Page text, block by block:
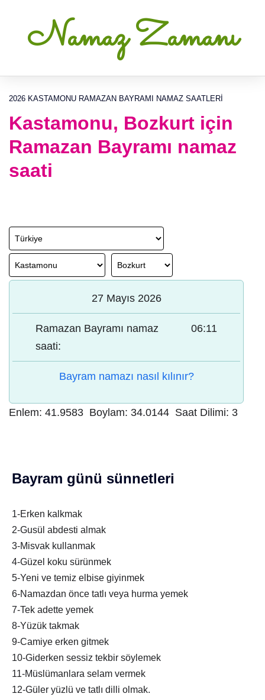
Namaz Zamanı
2026 KASTAMONU RAMAZAN BAYRAMI NAMAZ SAATLERI
Kastamonu, Bozkurt için
Ramazan Bayramı namaz
saati
27 Mayıs 2026
Ramazan Bayramı namaz
saati:
06:11
Bayram namazı nasıl kılınır?
Enlem: 41.9583 Boylam: 34.0144 Saat Dilimi: 3
Bayram günü sünnetleri
1-Erken kalkmak
2-Gusül abdesti almak
3-Misvak kullanmak
4-Güzel koku sürünmek
5-Yeni ve temiz elbise giyinmek
6-Namazdan önce tatlı veya hurma yemek
7-Tek adette yemek
8-Yüzük takmak
9-Camiye erken gitmek
10-Giderken sessiz tekbir söylemek
11-Müslümanlara selam vermek
12-Güler yüzlü ve tatlı dilli olmak.